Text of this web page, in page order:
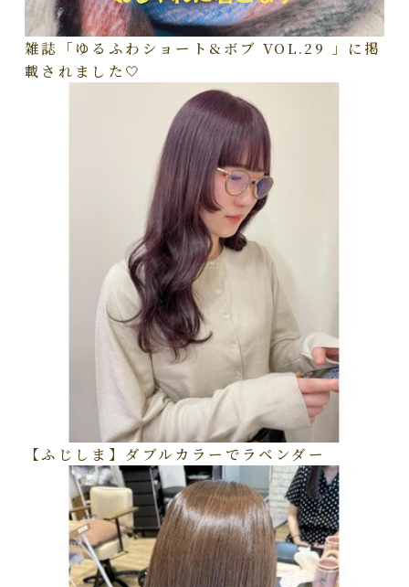
雑誌「ゆるふわショート&ボブ VOL.29 」に掲
載されました🤍
【ふじしま】ダブルカラーでラベンダー